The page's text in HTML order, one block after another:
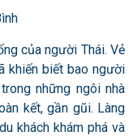
của người Thái. Vẻ
khiến biết bao người
những ngôi nhà
kết, gần gũi. Làng
khách khám phá và